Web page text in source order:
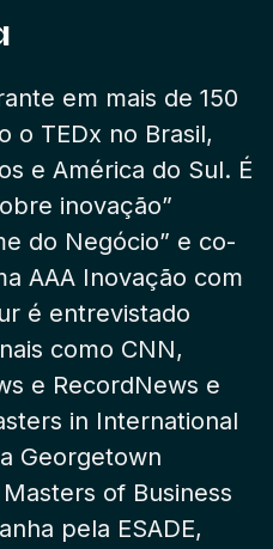
em mais de 150
o TEDx no Brasil,
e América do Sul. É
inovação”
do Negócio” e co-
AAA Inovação com
é entrevistado
como CNN,
e RecordNews e
in International
Georgetown
of Business
pela ESADE,